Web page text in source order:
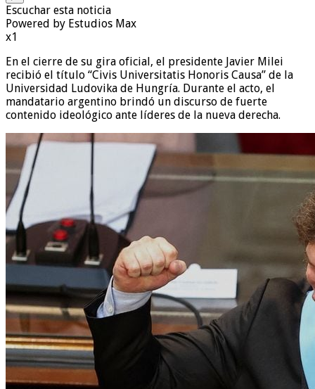
Escuchar esta noticia
Powered by Estudios Max
x1
En el cierre de su gira oficial, el presidente Javier Milei
recibió el título “Civis Universitatis Honoris Causa” de la
Universidad Ludovika de Hungría. Durante el acto, el
mandatario argentino brindó un discurso de fuerte
contenido ideológico ante líderes de la nueva derecha.